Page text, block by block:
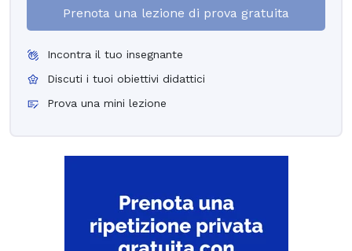
Prenota una lezione di prova gratuita
Incontra il tuo insegnante
Discuti i tuoi obiettivi didattici
Prova una mini lezione